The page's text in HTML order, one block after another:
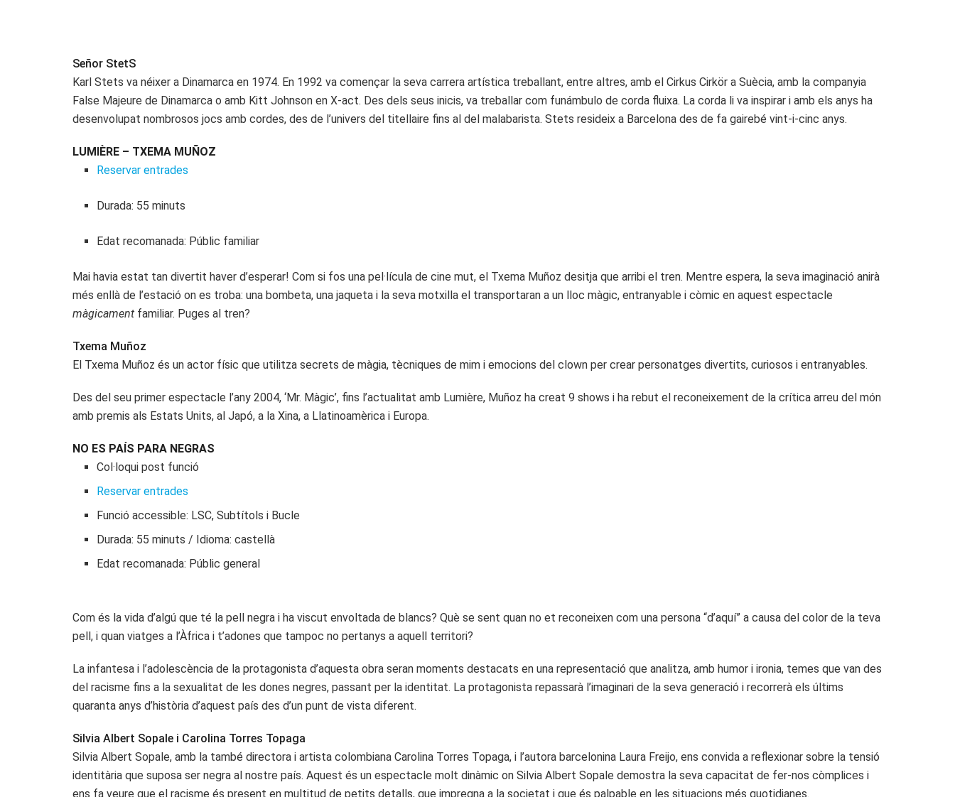
Señor StetS
Karl Stets va néixer a Dinamarca en 1974. En 1992 va començar la seva carrera artística treballant, entre altres, amb el Cirkus Cirkör a Suècia, amb la companyia
False Majeure de Dinamarca o amb Kitt Johnson en X-act. Des dels seus inicis, va treballar com funámbulo de corda fluixa. La corda li va inspirar i amb els anys ha
desenvolupat nombrosos jocs amb cordes, des de l’univers del titellaire fins al del malabarista. Stets resideix a Barcelona des de fa gairebé vint-i-cinc anys.
LUMIÈRE – TXEMA MUÑOZ
Reservar entrades
Durada: 55 minuts
Edat recomanada: Públic familiar
Mai havia estat tan divertit haver d’esperar! Com si fos una pel·lícula de cine mut, el Txema Muñoz desitja que arribi el tren. Mentre espera, la seva imaginació anirà
més enllà de l’estació on es troba: una bombeta, una jaqueta i la seva motxilla el transportaran a un lloc màgic, entranyable i còmic en aquest espectacle
màgicament familiar. Puges al tren?
Txema Muñoz
El Txema Muñoz és un actor físic que utilitza secrets de màgia, tècniques de mim i emocions del clown per crear personatges divertits, curiosos i entranyables.
Des del seu primer espectacle l’any 2004, ‘Mr. Màgic’, fins l’actualitat amb Lumière, Muñoz ha creat 9 shows i ha rebut el reconeixement de la crítica arreu del món
amb premis als Estats Units, al Japó, a la Xina, a Llatinoamèrica i Europa.
NO ES PAÍS PARA NEGRAS
Col·loqui post funció
Reservar entrades
Funció accessible: LSC, Subtítols i Bucle
Durada: 55 minuts / Idioma: castellà
Edat recomanada: Públic general
Com és la vida d’algú que té la pell negra i ha viscut envoltada de blancs? Què se sent quan no et reconeixen com una persona “d’aquí” a causa del color de la teva
pell, i quan viatges a l’Àfrica i t’adones que tampoc no pertanys a aquell territori?
La infantesa i l’adolescència de la protagonista d’aquesta obra seran moments destacats en una representació que analitza, amb humor i ironia, temes que van des
del racisme fins a la sexualitat de les dones negres, passant per la identitat. La protagonista repassarà l’imaginari de la seva generació i recorrerà els últims
quaranta anys d’història d’aquest país des d’un punt de vista diferent.
Silvia Albert Sopale i Carolina Torres Topaga
Silvia Albert Sopale, amb la també directora i artista colombiana Carolina Torres Topaga, i l’autora barcelonina Laura Freijo, ens convida a reflexionar sobre la tensió
identitària que suposa ser negra al nostre país. Aquest és un espectacle molt dinàmic on Silvia Albert Sopale demostra la seva capacitat de fer-nos còmplices i
ens fa veure que el racisme és present en multitud de petits detalls, que impregna a la societat i que és palpable en les situacions més quotidianes.